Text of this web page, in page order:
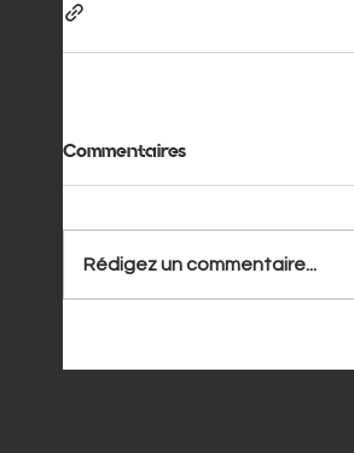
Commentaires
Rédigez un commentaire...